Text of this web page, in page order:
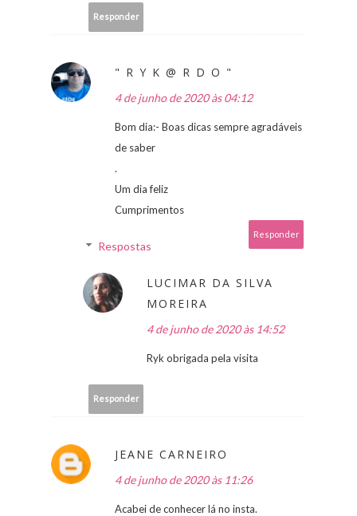
Responder
" R Y K @ R D O "
4 de junho de 2020 às 04:12
Bom dia:- Boas dicas sempre agradáveis
de saber
.
Um dia feliz
Cumprimentos
Responder
Respostas
LUCIMAR DA SILVA
MOREIRA
4 de junho de 2020 às 14:52
Ryk obrigada pela visita
Responder
JEANE CARNEIRO
4 de junho de 2020 às 11:26
Acabei de conhecer lá no insta.